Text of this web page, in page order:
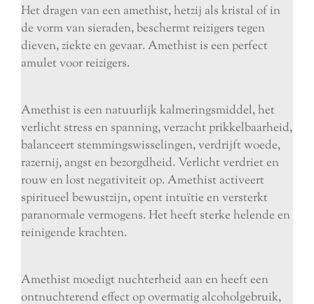
Het dragen van een amethist, hetzij als kristal of in
de vorm van sieraden, beschermt reizigers tegen
dieven, ziekte en gevaar. Amethist is een perfect
amulet voor reizigers.
Amethist is een natuurlijk kalmeringsmiddel, het
verlicht stress en spanning, verzacht prikkelbaarheid,
balanceert stemmingswisselingen, verdrijft woede,
razernij, angst en bezorgdheid. Verlicht verdriet en
rouw en lost negativiteit op. Amethist activeert
spiritueel bewustzijn, opent intuïtie en versterkt
paranormale vermogens. Het heeft sterke helende en
reinigende krachten.
Amethist moedigt nuchterheid aan en heeft een
ontnuchterend effect op overmatig alcoholgebruik,